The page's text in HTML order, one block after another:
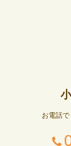
お電話で